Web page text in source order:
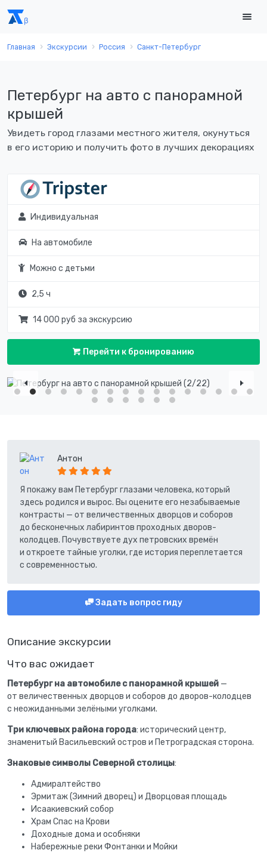
Главная Экскурсии Россия Санкт-Петербург
Петербург на авто с панорамной
крышей
Увидеть город глазами местного жителя, окунуться
в его историю и получить фото в лучших декорациях
Индивидуальная
На автомобиле
Можно с детьми
2,5 ч
14 000 руб за экскурсию
Перейти к бронированию
Описание экскурсии
Что вас ожидает
Петербург на автомобиле с панорамной крышей —
от величественных дворцов и соборов до дворов-колодцев
с неожиданными зелёными уголками.
Три ключевых района города: исторический центр,
знаменитый Васильевский остров и Петроградская сторона.
Знаковые символы Северной столицы:
Адмиралтейство
Эрмитаж (Зимний дворец) и Дворцовая площадь
Исаакиевский собор
Храм Спас на Крови
Доходные дома и особняки
Набережные реки Фонтанки и Мойки
Антон
Я покажу вам Петербург глазами человека, который
здесь родился и вырос. Вы оцените его незабываемые
контрасты — от величественных дворцов и соборов
до бесконечных лабиринтов проходных дворов-
колодцев. Почувствуете дух петровских времён
и откроете тайные уголки, где история переплетается
с современностью.
Задать вопрос гиду